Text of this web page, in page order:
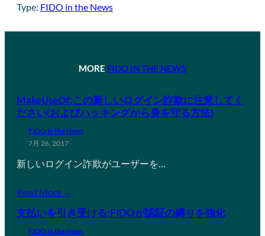
Type: FIDO in the News
MORE FIDO IN THE NEWS
MakeUseOf:この新しいログイン詐欺に注意してく
ださい(およびハッキングから身を守る方法)
FIDO in the News
7月 26, 2017
新しいログイン詐欺がユーザーを…
Read More →
支払いを引き受ける:FIDOが認証の縛りを強化
FIDO in the News